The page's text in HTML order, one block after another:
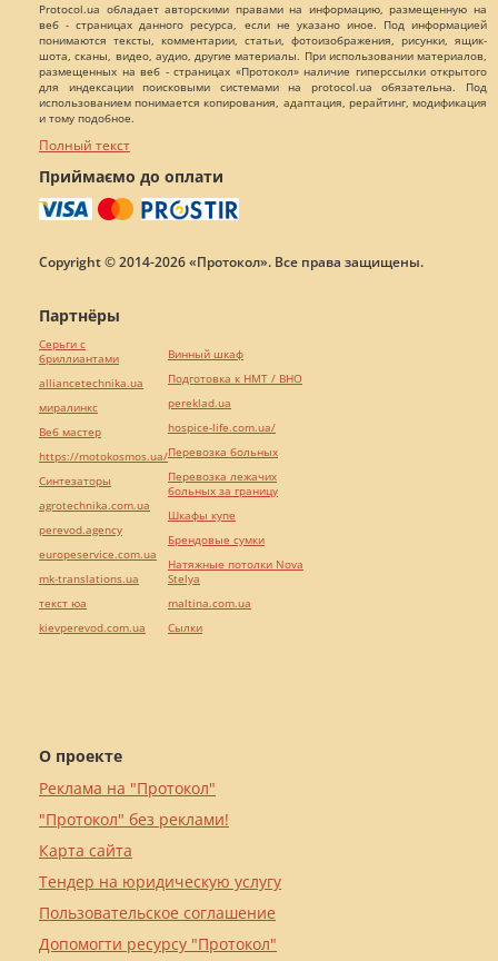
Protocol.ua обладает авторскими правами на информацию, размещенную на
веб - страницах данного ресурса, если не указано иное. Под информацией
понимаются тексты, комментарии, статьи, фотоизображения, рисунки, ящик-
шота, сканы, видео, аудио, другие материалы. При использовании материалов,
размещенных на веб - страницах «Протокол» наличие гиперссылки открытого
для индексации поисковыми системами на protocol.ua обязательна. Под
использованием понимается копирования, адаптация, рерайтинг, модификация
и тому подобное.
Полный текст
Приймаємо до оплати
Copyright © 2014-2026 «Протокол». Все права защищены.
О проекте
Реклама на "Протокол"
"Протокол" без реклами!
Карта сайта
Тендер на юридическую услугу
Пользовательское соглашение
Допомогти ресурсу "Протокол"
Партнёры
Серьги с
бриллиантами
alliancetechnika.ua
миралинкс
Веб мастер
https://motokosmos.ua/
Синтезаторы
agrotechnika.com.ua
perevod.agency
europeservice.com.ua
mk-translations.ua
текст юа
kievperevod.com.ua
Винный шкаф
Подготовка к НМТ / ВНО
pereklad.ua
hospice-life.com.ua/
Перевозка больных
Перевозка лежачих
больных за границу
Шкафы купе
Брендовые сумки
Натяжные потолки Nova
Stelya
maltina.com.ua
Cылки